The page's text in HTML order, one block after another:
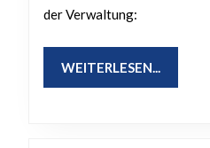
der Verwaltung:
WEITERLESEN...